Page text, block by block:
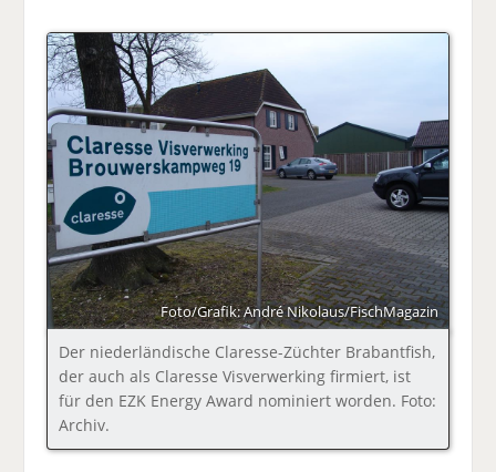
Foto/Grafik: André Nikolaus/FischMagazin
Der niederländische Claresse-Züchter Brabantfish,
der auch als Claresse Visverwerking firmiert, ist
für den EZK Energy Award nominiert worden. Foto:
Archiv.